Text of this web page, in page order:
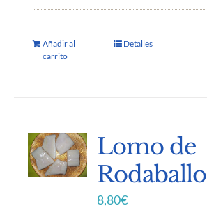
Añadir al
carrito
Detalles
Lomo de
Rodaballo
8,80€